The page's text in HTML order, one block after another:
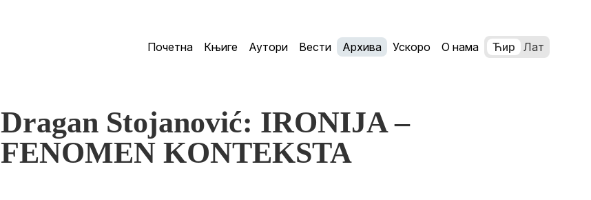
Почетна Књиге Аутори Вести Архива Ускоро О нама Ћир Лат
Dragan Stojanović: IRONIJA –
FENOMEN KONTEKSTA